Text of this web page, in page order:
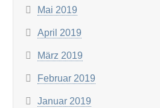
Mai 2019
April 2019
März 2019
Februar 2019
Januar 2019